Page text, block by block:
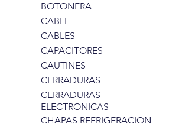
BOTONERA
CABLE
CABLES
CAPACITORES
CAUTINES
CERRADURAS
CERRADURAS
ELECTRONICAS
CHAPAS REFRIGERACION